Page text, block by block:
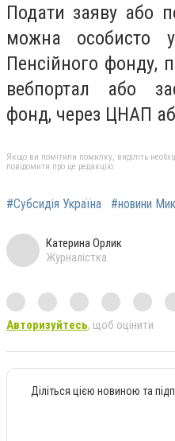
Подати заяву або
можна особисто у
Пенсійного фонду,
вебпортал або
фонд, через ЦНАП
Якщо ви помітили помилку, виділіть
повідомити про це редакцію
#Субсидія Україна #новини
Катерина Орлик
Журналістка
Авторизуйтесь, щоб оцінити
Діліться цією новиною та